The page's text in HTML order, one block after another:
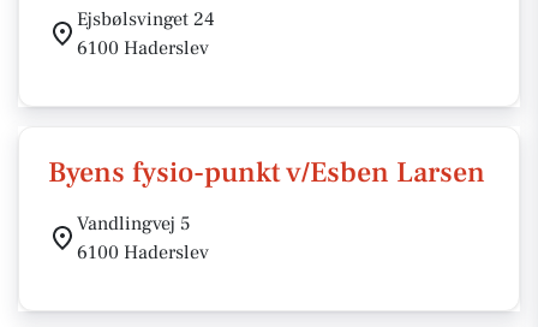
Ejsbølsvinget 24
6100 Haderslev
Byens fysio-punkt v/Esben Larsen
Vandlingvej 5
6100 Haderslev